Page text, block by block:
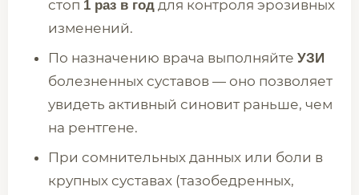
стоп 1 раз в год для контроля эрозивных
изменений.
По назначению врача выполняйте УЗИ
болезненных суставов — оно позволяет
увидеть активный синовит раньше, чем
на рентгене.
При сомнительных данных или боли в
крупных суставах (тазобедренных,